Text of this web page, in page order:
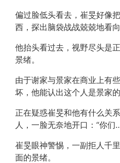
偏过脸低头看去，崔旻好像
西，探出脑袋战战兢兢地看向
他抬头看过去，视野尽头是
景绪。
由于谢家与景家在商业上有
坏，他能认出这个人是景家的
正在疑惑崔旻和他有什么关
人，一脸无奈地开口：“你
崔旻眼神警惕，一副拒人千
面的景绪。